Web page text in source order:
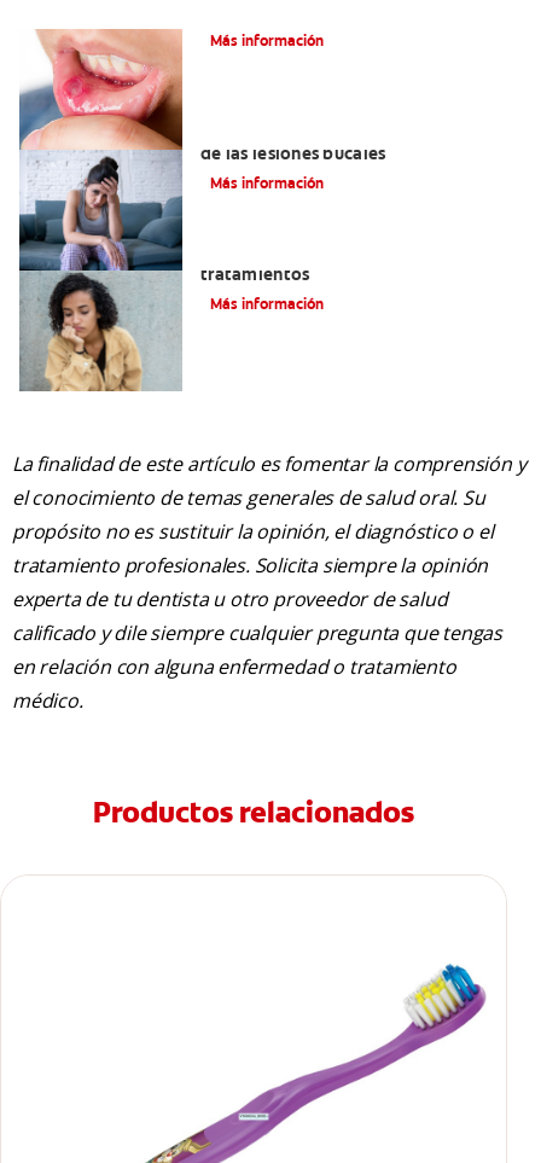
Más información
de las lesiones bucales
Más información
tratamientos
Más información
La finalidad de este artículo es fomentar la comprensión y
el conocimiento de temas generales de salud oral. Su
propósito no es sustituir la opinión, el diagnóstico o el
tratamiento profesionales. Solicita siempre la opinión
experta de tu dentista u otro proveedor de salud
calificado y dile siempre cualquier pregunta que tengas
en relación con alguna enfermedad o tratamiento
médico.
Productos relacionados